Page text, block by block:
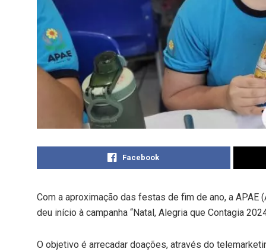
Facebook
Com a aproximação das festas de fim de ano, a
deu início à campanha “Natal, Alegria que Contagia
O objetivo é arrecadar doações, através do